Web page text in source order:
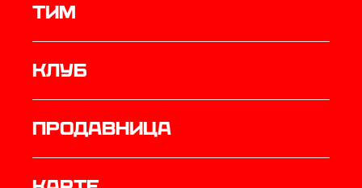
ТИМ
Клуб
продавница